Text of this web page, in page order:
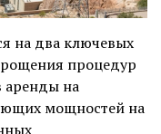
на два ключевых
процедур
аренды на
мощностей на